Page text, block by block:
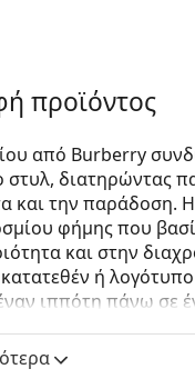
προϊόντος
από Burberry
στυλ, διατηρώντας
και την παράδοση.
φήμης που
και στην
ή
ιππότη πάνω σε
μοναδική, χάρη στο
αριθμό των